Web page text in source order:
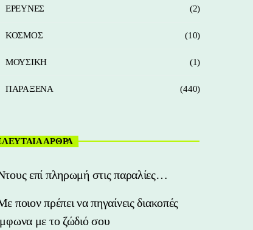
ΕΡΕΥΝΕΣ (2)
ΚΟΣΜΟΣ (10)
ΜΟΥΣΙΚΗ (1)
ΠΑΡΑΞΕΝΑ (440)
ΑΡΘΡΑ
επί πληρωμή στις παραλίες…
ποιον πρέπει να πηγαίνεις διακοπές
με το ζώδιό σου